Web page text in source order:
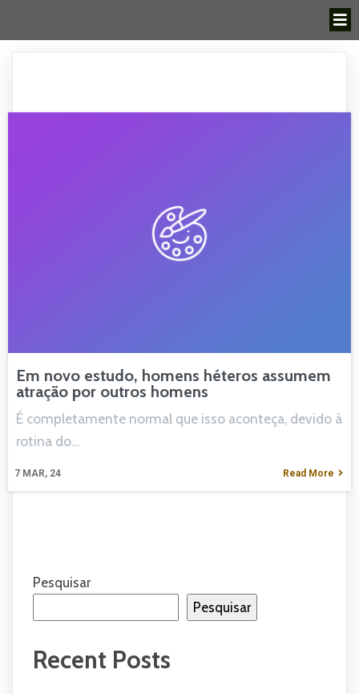
Em novo estudo, homens héteros assumem
atração por outros homens
7 MAR, 24
É completamente normal que isso aconteça, devido à
rotina do…
Read More
Pesquisar
Pesquisar
Recent Posts